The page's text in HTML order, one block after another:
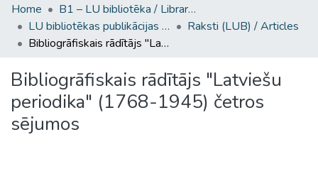
Home
B1 – LU bibliotēka / Library of the UL
LU bibliotēkas publikācijas / Publications of the University Library
Raksti (LUB) / Articles
Bibliogrāfiskais rādītājs "Latviešu periodika" (1768-1945) četros sējumos
Bibliogrāfiskais rādītājs "Latviešu
periodika" (1768-1945) četros
sējumos